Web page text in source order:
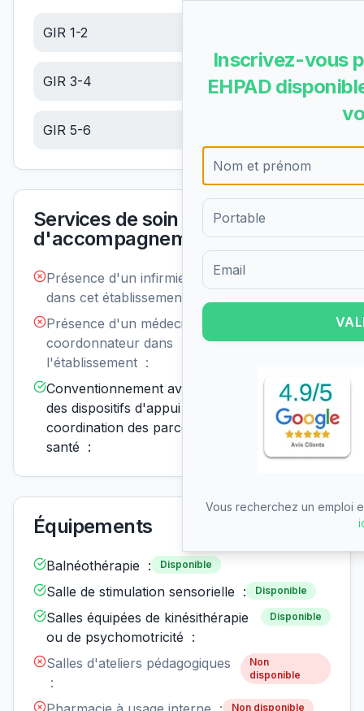
GIR 1-2
GIR 3-4 19.04€/jour
GIR 5-6
Services de soin et
d'accompagnement
Présence d'un infirmier de nuit
dans cet établissement :
disponible
Présence d'un médecin
coordonnateur dans
l'établissement :
Conventionnement avec un ou
des dispositifs d'appui à la
coordination des parcours de
santé :
Disponible
Équipements
Balnéothérapie : Disponible
Salle de stimulation sensorielle : Disponible
Salles équipées de kinésithérapie
ou de psychomotricité :
Disponible
Salles d'ateliers pédagogiques
:
Non
disponible
Non disponible
Inscrivez-vous
EHPAD
Formulaire d'inscription pour
Vous recherchez un emploi